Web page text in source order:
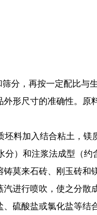
分，再按一定配比与
形尺寸的准确性。原
料加入结合粘土，镁
）和注浆法成型（约
莫来石砖、刚玉砖和
进行喷吹，使之分散
硫酸盐或氯化盐等结